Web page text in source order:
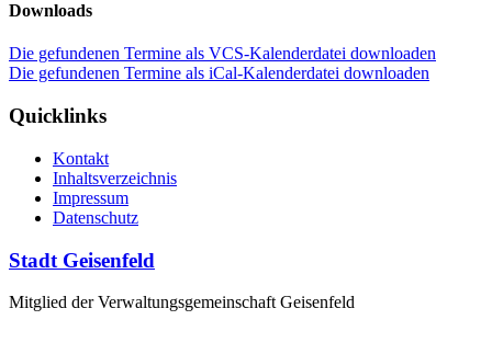
Downloads
Die gefundenen Termine als VCS-Kalenderdatei downloaden
Die gefundenen Termine als iCal-Kalenderdatei downloaden
Quicklinks
Kontakt
Inhaltsverzeichnis
Impressum
Datenschutz
Stadt Geisenfeld
Mitglied der Verwaltungsgemeinschaft Geisenfeld